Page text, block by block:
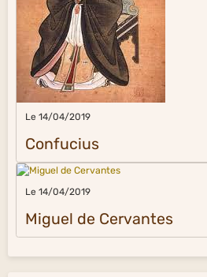
Le 14/04/2019
Confucius
Le 14/04/2019
Miguel de Cervantes